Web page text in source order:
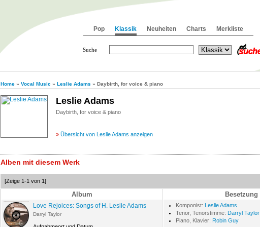
Home » Vocal Music » Leslie Adams » Daybirth, for voice & piano
Leslie Adams
Daybirth, for voice & piano
» Übersicht von Leslie Adams anzeigen
Alben mit diesem Werk
[Zeige 1-1 von 1]
Album Besetzung
Love Rejoices: Songs of H. Leslie Adams
Darryl Taylor
Komponist: Leslie Adams
Tenor, Tenorstimme: Darryl Taylor
Piano, Klavier: Robin Guy
Pop Klassik Neuheiten Charts Merkliste
Suche